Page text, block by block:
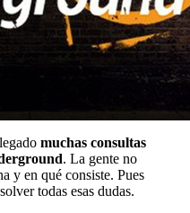
muchas consultas
. La gente no
y en qué consiste. Pues
todas esas dudas.